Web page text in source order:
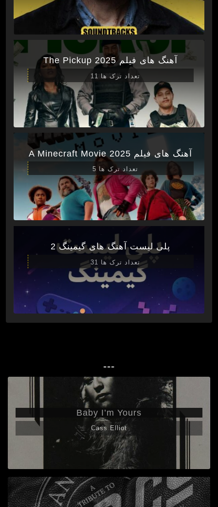
آهنگ های فیلم The Pickup 2025
تعداد ترک ها 11
آهنگ های فیلم A Minecraft Movie 2025
تعداد ترک ها 5
پلی لیست آهنگ های گیمینگ 2
تعداد ترک ها 31
---
Baby I’m Yours
Cass Elliot